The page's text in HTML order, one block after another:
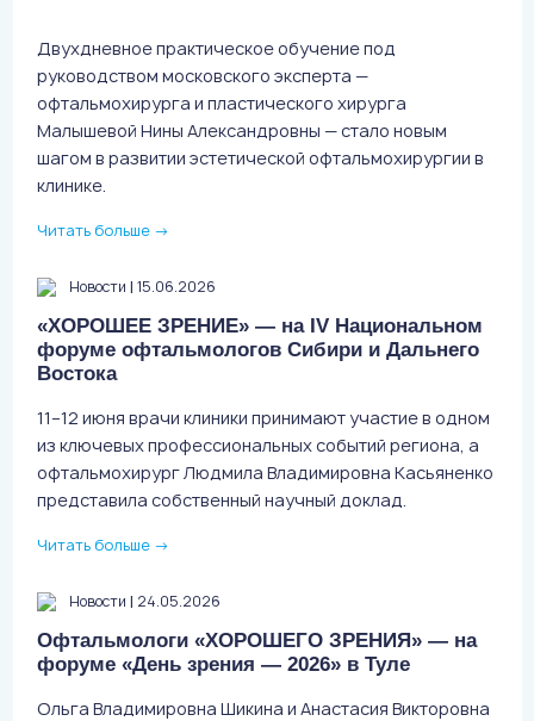
Двухдневное практическое обучение под
руководством московского эксперта —
офтальмохирурга и пластического хирурга
Малышевой Нины Александровны — стало новым
шагом в развитии эстетической офтальмохирургии в
клинике.
Читать больше →
Новости | 15.06.2026
«ХОРОШЕЕ ЗРЕНИЕ» — на IV Национальном
форуме офтальмологов Сибири и Дальнего
Востока
11–12 июня врачи клиники принимают участие в одном
из ключевых профессиональных событий региона, а
офтальмохирург Людмила Владимировна Касьяненко
представила собственный научный доклад.
Читать больше →
Новости | 24.05.2026
Офтальмологи «ХОРОШЕГО ЗРЕНИЯ» — на
форуме «День зрения — 2026» в Туле
Ольга Владимировна Шикина и Анастасия Викторовна